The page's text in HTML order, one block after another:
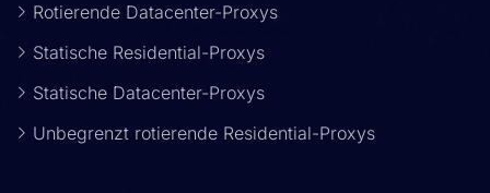
Rotierende Datacenter-Proxys
Statische Residential-Proxys
Statische Datacenter-Proxys
Unbegrenzt rotierende Residential-Proxys